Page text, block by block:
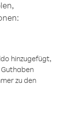
hinzugefügt,
zu den